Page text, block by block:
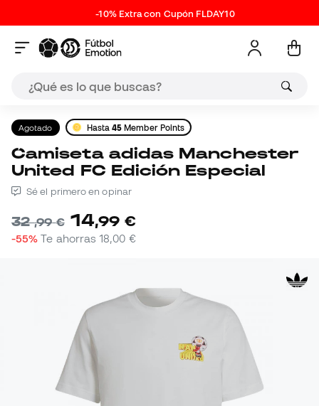
-10% Extra con Cupón FLDAY10
Agotado Hasta45 Member Points
Camiseta adidas Manchester
United FC Edición Especial
Sé el primero en opinar
32,99 € 14,99 €
-55% Te ahorras18,00 €